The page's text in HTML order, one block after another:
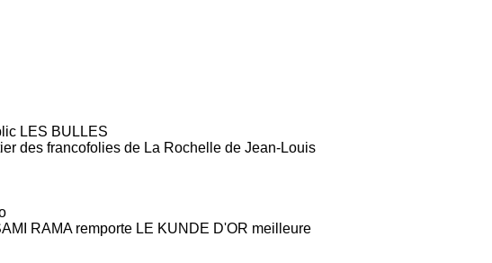
LES BULLES
des francofolies de La Rochelle de Jean-Louis
RAMA remporte LE KUNDE D'OR meilleure